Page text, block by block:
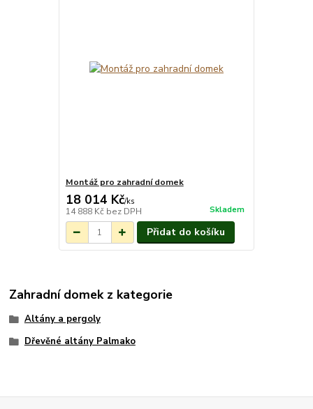
Montáž pro zahradní domek
18 014 Kč/ks
14 888 Kč bez DPH Skladem
Přidat do košíku
Zahradní domek z kategorie
Altány a pergoly
Dřevěné altány Palmako